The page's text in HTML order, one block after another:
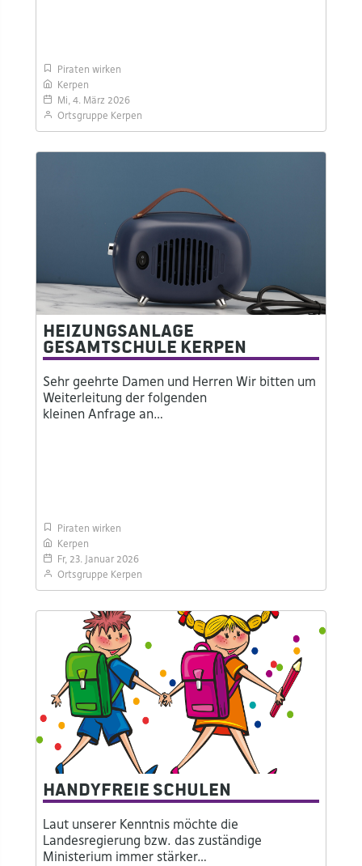
Piraten wirken
Kerpen
Mi, 4. März 2026
Ortsgruppe Kerpen
Heizungsanlage
Gesamtschule Kerpen
Sehr geehrte Damen und Herren Wir bitten um
Weiterleitung der folgenden
kleinen Anfrage an…
Piraten wirken
Kerpen
Fr, 23. Januar 2026
Ortsgruppe Kerpen
Handyfreie Schulen
Laut unserer Kenntnis möchte die
Landesregierung bzw. das zuständige
Ministerium immer stärker…